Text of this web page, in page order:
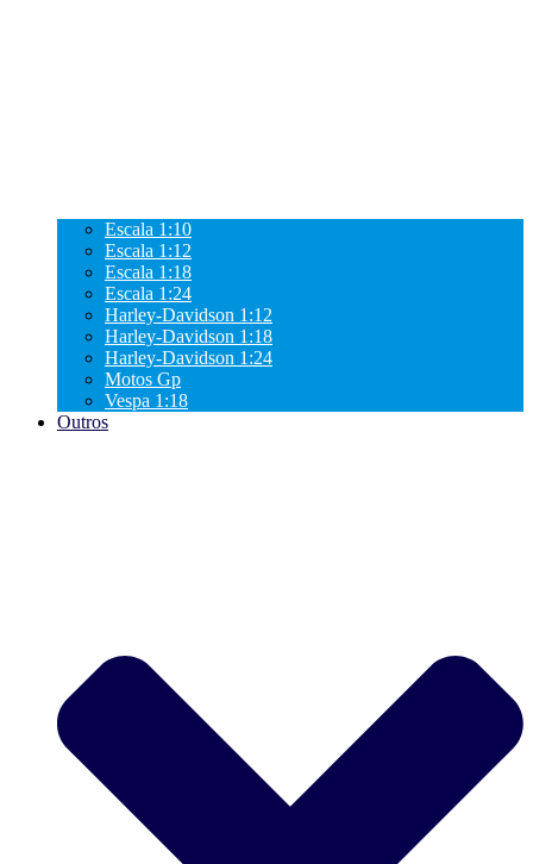
Escala 1:10
Escala 1:12
Escala 1:18
Escala 1:24
Harley-Davidson 1:12
Harley-Davidson 1:18
Harley-Davidson 1:24
Motos Gp
Vespa 1:18
Outros